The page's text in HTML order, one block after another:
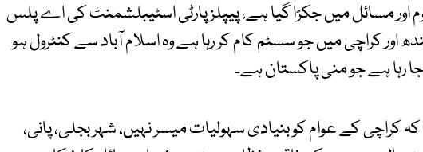
مسائل میں جکڑا گیا ہے، پیپلز پارٹی اسٹیبلشمنٹ کی اے پلس
اور کراچی میں جو سسٹم کام کر رہا ہے وہ اسلام آباد سے کنٹرول ہو
رہا ہے جو منی پاکستان ہے۔
کراچی کے عوام کو بنیادی سہولیات میسر نہیں، شہر بجلی، پانی،